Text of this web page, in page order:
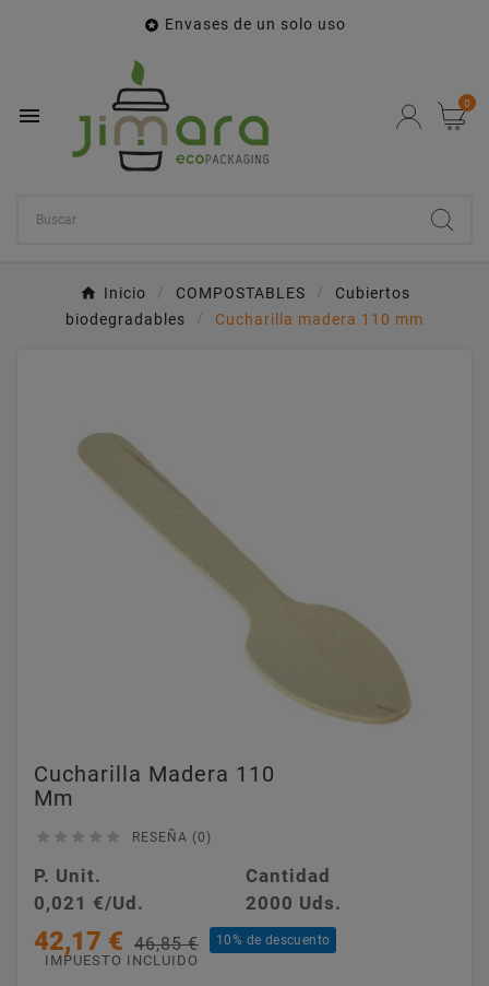
 Envases de un solo uso
 0
Inicio COMPOSTABLES
Cubiertos
biodegradables
Cucharilla madera 110 mm
Cucharilla Madera 110
Mm
     RESEÑA (0)
P. Unit.
Cantidad
0,021 €/Ud.
2000 Uds.
42,17 € 46,85 € 10% de descuento
IMPUESTO INCLUIDO